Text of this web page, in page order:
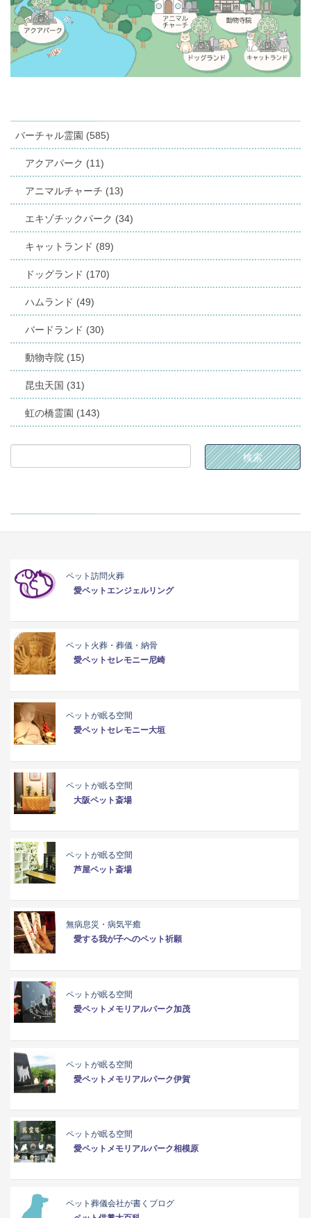
バーチャル霊園 (585)
アクアパーク (11)
アニマルチャーチ (13)
エキゾチックパーク (34)
キャットランド (89)
ドッグランド (170)
ハムランド (49)
バードランド (30)
動物寺院 (15)
昆虫天国 (31)
虹の橋霊園 (143)
ペット訪問火葬
愛ペットエンジェルリング
ペット火葬・葬儀・納骨
愛ペットセレモニー尼崎
ペットが眠る空間
愛ペットセレモニー大垣
ペットが眠る空間
大阪ペット斎場
ペットが眠る空間
芦屋ペット斎場
無病息災・病気平癒
愛する我が子へのペット祈願
ペットが眠る空間
愛ペットメモリアルパーク加茂
ペットが眠る空間
愛ペットメモリアルパーク伊賀
ペットが眠る空間
愛ペットメモリアルパーク相模原
ペット葬儀会社が書くブログ